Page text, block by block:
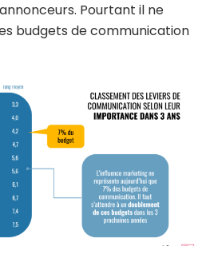
Pourtant il ne
budgets de communication